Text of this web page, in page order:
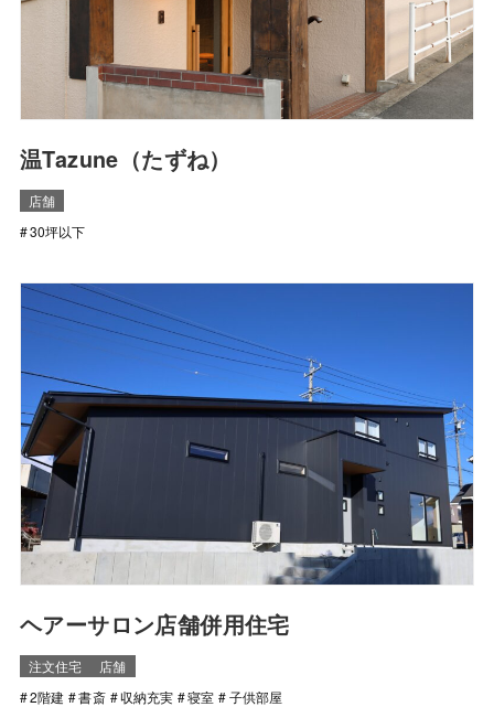
温Tazune（たずね）
店舗
30坪以下
ヘアーサロン店舗併用住宅
注文住宅
店舗
2階建
書斎 収納充実 寝室 子供部屋